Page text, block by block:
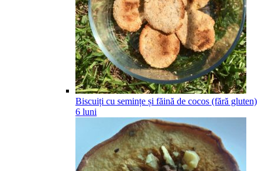
Biscuiți cu semințe și făină de cocos (fără gluten)
6 luni